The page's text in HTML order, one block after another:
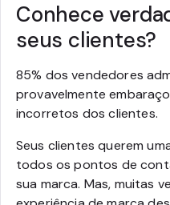
Conhece
seus clientes?
85% dos vendedores
provavelmente
incorretos dos clientes.
Seus clientes querem
todos os pontos de
sua marca. Mas, muitas